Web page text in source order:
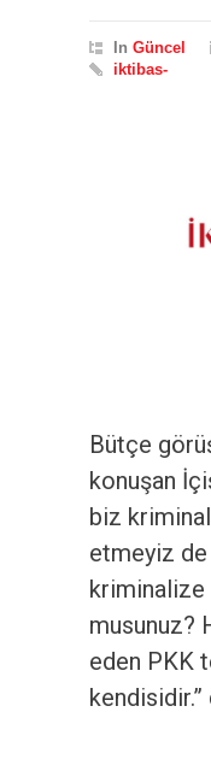
In Güncel
iktibas-
Bütçe
konuşan
biz
etmeyiz de
musunuz?
eden PKK
kendisidir.”